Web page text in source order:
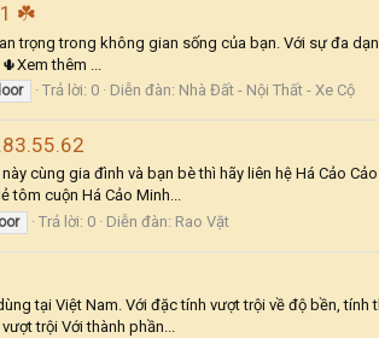
1 ☘️
trọng trong không gian sống của bạn. Với sự đa
thêm ...
Trả lời: 0 Diễn đàn: Nhà Đất - Nội Thất - Xe Cộ
cùng gia đình và bạn bè thì hãy liên hệ Há Cảo
tôm cuộn Há Cảo Minh...
Trả lời: 0 Diễn đàn: Rao Vặt
tại Việt Nam. Với đặc tính vượt trội về độ bền,
trội Với thành phần...